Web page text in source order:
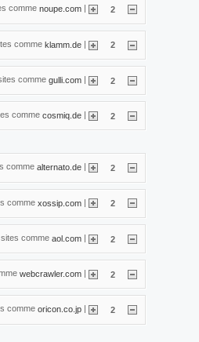
comme noupe.com 2
comme klamm.de | 2
comme gulli.com | 2
comme cosmiq.de | 2
comme alternato.de 2
comme xossip.com | 2
comme aol.com | 2
webcrawler.com | 2
comme oricon.co.jp 2